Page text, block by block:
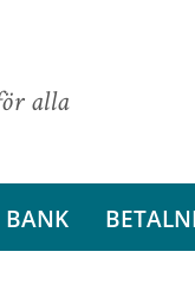
alla
BANK